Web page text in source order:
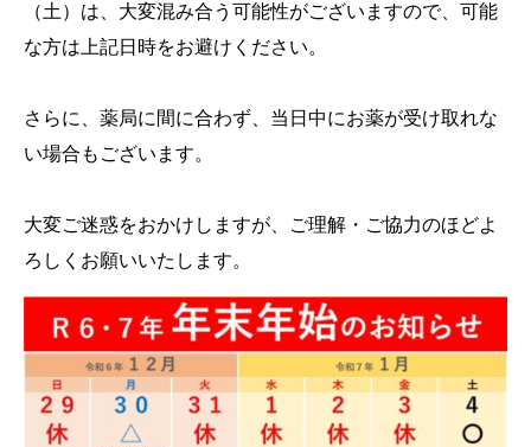
（土）は、大変混み合う可能性がございますので、可能
な方は上記日時をお避けください。
さらに、薬局に間に合わず、当日中にお薬が受け取れな
い場合もございます。
大変ご迷惑をおかけしますが、ご理解・ご協力のほどよ
ろしくお願いいたします。